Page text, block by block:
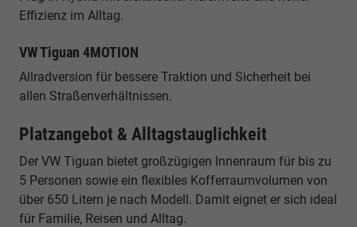
Effizienz im Alltag.
VW Tiguan 4MOTION
Allradversion für bessere Traktion und Sicherheit bei
allen Straßenverhältnissen.
Platzangebot & Alltagstauglichkeit
Der VW Tiguan bietet großzügigen Innenraum für bis zu
5 Personen sowie ein flexibles Kofferraumvolumen von
über 650 Litern je nach Modell. Damit eignet er sich ideal
für Familie, Reisen und Alltag.